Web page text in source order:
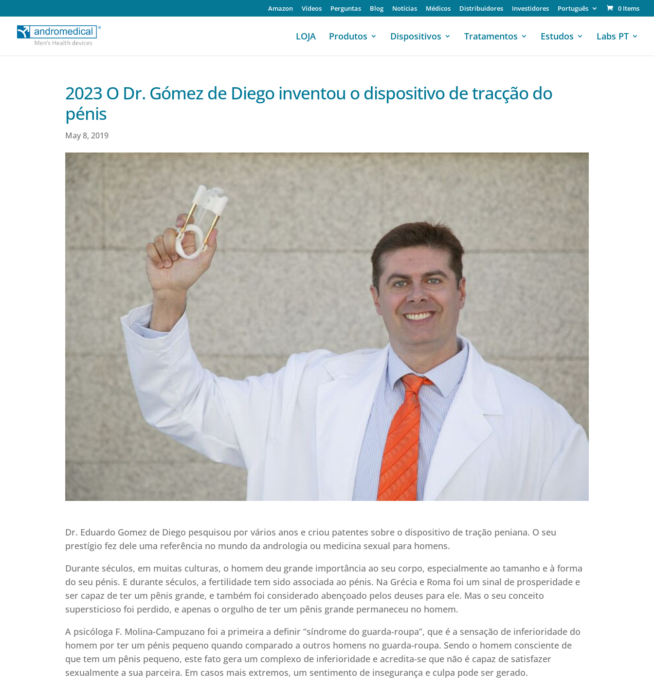
Amazon Vídeos Perguntas Blog Notícias Médicos Distribuidores Investidores Português 0 Items
LOJA Produtos Dispositivos Tratamentos Estudos Labs PT
2023 O Dr. Gómez de Diego inventou o dispositivo de tracção do
pénis
May 8, 2019
Dr. Eduardo Gomez de Diego pesquisou por vários anos e criou patentes sobre o dispositivo de tração peniana. O seu
prestígio fez dele uma referência no mundo da andrologia ou medicina sexual para homens.
Durante séculos, em muitas culturas, o homem deu grande importância ao seu corpo, especialmente ao tamanho e à forma
do seu pénis. E durante séculos, a fertilidade tem sido associada ao pénis. Na Grécia e Roma foi um sinal de prosperidade e
ser capaz de ter um pênis grande, e também foi considerado abençoado pelos deuses para ele. Mas o seu conceito
supersticioso foi perdido, e apenas o orgulho de ter um pênis grande permaneceu no homem.
A psicóloga F. Molina-Campuzano foi a primeira a definir “síndrome do guarda-roupa”, que é a sensação de inferioridade do
homem por ter um pénis pequeno quando comparado a outros homens no guarda-roupa. Sendo o homem consciente de
que tem um pênis pequeno, este fato gera um complexo de inferioridade e acredita-se que não é capaz de satisfazer
sexualmente a sua parceira. Em casos mais extremos, um sentimento de insegurança e culpa pode ser gerado.